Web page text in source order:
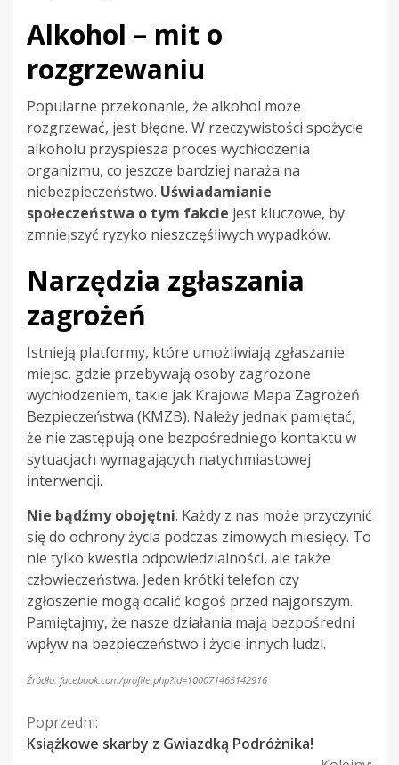
Alkohol – mit o
rozgrzewaniu
Popularne przekonanie, że alkohol może
rozgrzewać, jest błędne. W rzeczywistości spożycie
alkoholu przyspiesza proces wychłodzenia
organizmu, co jeszcze bardziej naraża na
niebezpieczeństwo. Uświadamianie
społeczeństwa o tym fakcie jest kluczowe, by
zmniejszyć ryzyko nieszczęśliwych wypadków.
Narzędzia zgłaszania
zagrożeń
Istnieją platformy, które umożliwiają zgłaszanie
miejsc, gdzie przebywają osoby zagrożone
wychłodzeniem, takie jak Krajowa Mapa Zagrożeń
Bezpieczeństwa (KMZB). Należy jednak pamiętać,
że nie zastępują one bezpośredniego kontaktu w
sytuacjach wymagających natychmiastowej
interwencji.
Nie bądźmy obojętni. Każdy z nas może przyczynić
się do ochrony życia podczas zimowych miesięcy. To
nie tylko kwestia odpowiedzialności, ale także
człowieczeństwa. Jeden krótki telefon czy
zgłoszenie mogą ocalić kogoś przed najgorszym.
Pamiętajmy, że nasze działania mają bezpośredni
wpływ na bezpieczeństwo i życie innych ludzi.
Źródło: facebook.com/profile.php?id=100071465142916
Kontynuuj
Poprzedni:
Książkowe skarby z Gwiazdką Podróżnika!